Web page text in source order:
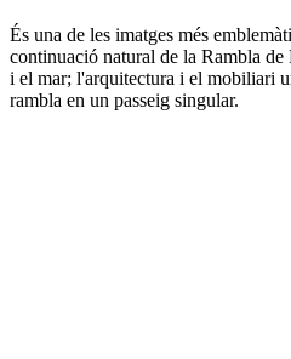
És una de les imatges més
continuació natural de la Rambla
i el mar; l'arquitectura i el mobiliari
rambla en un passeig singular.